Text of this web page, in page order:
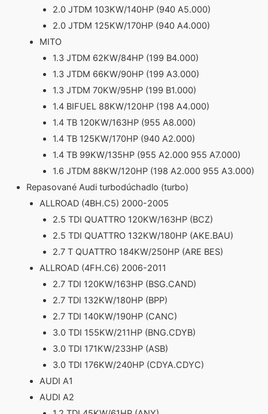
2.0 JTDM 103KW/140HP (940 A5.000)
2.0 JTDM 125KW/170HP (940 A4.000)
MITO
1.3 JTDM 62KW/84HP (199 B4.000)
1.3 JTDM 66KW/90HP (199 A3.000)
1.3 JTDM 70KW/95HP (199 B1.000)
1.4 BIFUEL 88KW/120HP (198 A4.000)
1.4 TB 120KW/163HP (955 A8.000)
1.4 TB 125KW/170HP (940 A2.000)
1.4 TB 99KW/135HP (955 A2.000 955 A7.000)
1.6 JTDM 88KW/120HP (198 A2.000 955 A3.000)
Repasované Audi turbodúchadlo (turbo)
ALLROAD (4BH.C5) 2000-2005
2.5 TDI QUATTRO 120KW/163HP (BCZ)
2.5 TDI QUATTRO 132KW/180HP (AKE.BAU)
2.7 T QUATTRO 184KW/250HP (ARE BES)
ALLROAD (4FH.C6) 2006-2011
2.7 TDI 120KW/163HP (BSG.CAND)
2.7 TDI 132KW/180HP (BPP)
2.7 TDI 140KW/190HP (CANC)
3.0 TDI 155KW/211HP (BNG.CDYB)
3.0 TDI 171KW/233HP (ASB)
3.0 TDI 176KW/240HP (CDYA.CDYC)
AUDI A1
AUDI A2